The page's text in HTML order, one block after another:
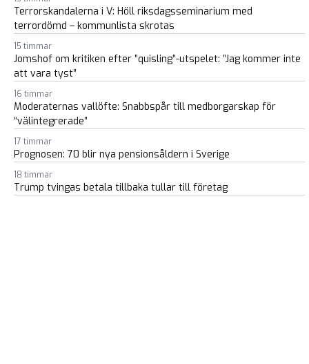
Terrorskandalerna i V: Höll riksdagsseminarium med
terrordömd – kommunlista skrotas
15 timmar
Jomshof om kritiken efter ”quisling”-utspelet: ”Jag kommer inte
att vara tyst”
16 timmar
Moderaternas vallöfte: Snabbspår till medborgarskap för
“välintegrerade”
17 timmar
Prognosen: 70 blir nya pensionsåldern i Sverige
18 timmar
Trump tvingas betala tillbaka tullar till företag